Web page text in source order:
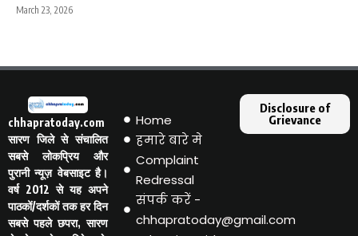
March 23, 2026
chhapratoday.com
सारण जिले से संचालित
सबसे लोकप्रिय और
पुरानी न्यूज़ वेबसाइट है।
वर्ष 2012 से यह अपने
पाठकों/दर्शकों तक हर दिन
सबसे पहले छपरा, सारण
Home
हमारे बारे मे
Complaint
Redressal
संपर्क करें -
chhapratoday@gmail.com
Disclosure of
Grievance